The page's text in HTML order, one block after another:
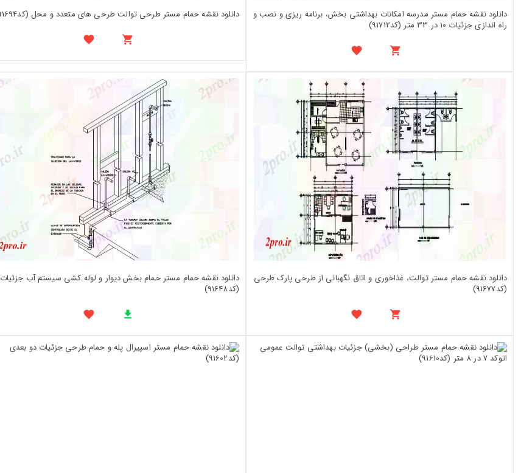
دانلود نقشه حمام مستر مدرسه امکانات بهداشتی بخش، برنامه ریزی و نصب و
راه اندازی جزئیات 10 در 33 متر (کد91712)
دانلود نقشه حمام مستر طرحی توالت طرحی های متعدد و محل (کد91694)
دانلود نقشه حمام مستر توالت، غذاخوری و اتاق نگهبانی از طرحی پارک طرحی
(کد91677)
دانلود نقشه حمام مستر حمام بخش دیوار و لوله کشی سیستم آب جزئیات
(کد91648)